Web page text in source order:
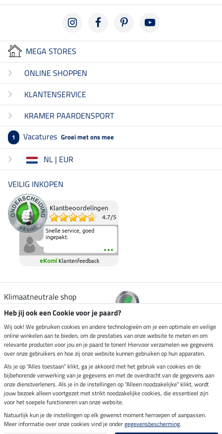
MEGA STORES
ONLINE SHOPPEN
KLANTENSERVICE
KRAMER PAARDENSPORT
1 Vacatures Groei met ons mee
NL | EUR
VEILIG INKOPEN
Klantbeoordelingen
4.7/5
Snelle service, goed
ingepakt.
eKomi Klantenfeedback
Klimaatneutrale shop
Verzending per
Veilig betalen met
Impressum
Laatste update op 08.08.2026 om 14:33 uur
Heb jij ook een Cookie voor je paard?
Wij ook! We gebruiken cookies en andere technologieën om je een optimale en veilige
online winkelen aan te bieden, om de prestaties van onze website te meten en om
relevante producten voor jou en je paard te tonen! Hiervoor verzamelen we gegevens
over onze gebruikers en hoe zij onze website kunnen gebruiken op hun apparaten.
Als je op "Alles toestaan" klikt, ga je akkoord met het gebruik van cookies en de
bijbehorende verwerking van je gegevens en met de overdracht van de gegevens aan
onze dienstverleners. Als je in de instellingen op "Alleen noodzakelijke" klikt, wordt
jouw bezoek alleen voortgezet met strikt noodzakelijke cookies, die essentieel zijn
voor het soepele functioneren van onze website.
Natuurlijk kun je de instellingen op elk gewenst moment herroepen of aanpassen.
Meer informatie over onze cookies vind je ondergegevensbescherming.